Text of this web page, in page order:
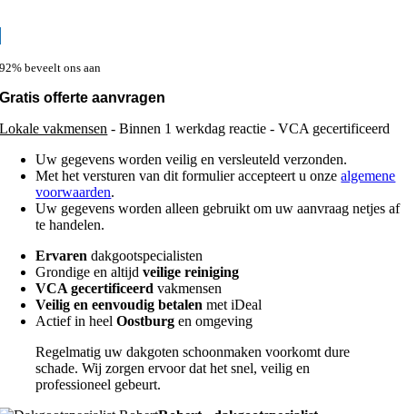
92% beveelt ons aan
Gratis offerte aanvragen
Lokale vakmensen - Binnen 1 werkdag reactie - VCA gecertificeerd
Uw gegevens worden veilig en versleuteld verzonden.
Met het versturen van dit formulier accepteert u onzealgemene
voorwaarden.
Uw gegevens worden alleen gebruikt om uw aanvraag netjes af
te handelen.
Ervaren dakgootspecialisten
Grondige en altijdveilige reiniging
VCA gecertificeerdvakmensen
Veilig en eenvoudig betalen met iDeal
Actief in heelOostburg en omgeving
Regelmatig uw dakgoten schoonmaken voorkomt dure
schade. Wij zorgen ervoor dat het snel, veilig en
professioneel gebeurt.